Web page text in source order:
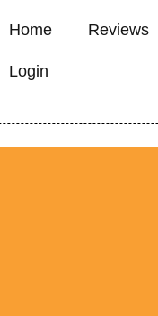
Home Reviews
Login